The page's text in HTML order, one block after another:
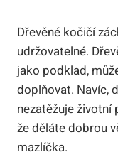
Dřevěné kočičí
udržovatelné.
jako podklad,
doplňovat. Navíc,
nezatěžuje
že děláte dobrou
mazlíčka.